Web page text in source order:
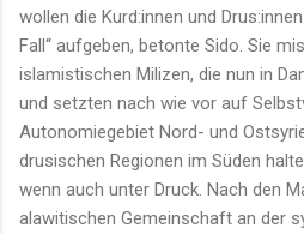
wollen die Kurd:innen und
Fall“ aufgeben, betonte Sido. Sie
islamistischen Milizen, die nun in
und setzten nach wie vor auf
Autonomiegebiet Nord- und
drusischen Regionen im Süden
wenn auch unter Druck. Nach den
alawitischen Gemeinschaft an der